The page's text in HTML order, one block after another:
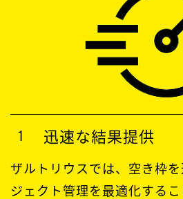
迅速な結果提供
ザルトリウスでは、空き枠
ジェクト管理を最適化する